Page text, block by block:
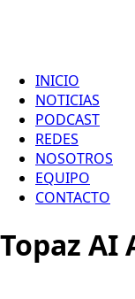
INICIO
NOTICIAS
PODCAST
REDES
NOSOTROS
EQUIPO
CONTACTO
Topaz AI